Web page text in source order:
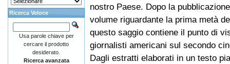
nostro Paese. Dopo la
volume riguardante la prima metà
questo saggio contiene il punto di
giornalisti americani sul secondo
Dagli estratti elaborati in un testo
Ricerca Veloce
Usa parole chiave per
cercare il prodotto
desiderato.
Ricerca avanzata